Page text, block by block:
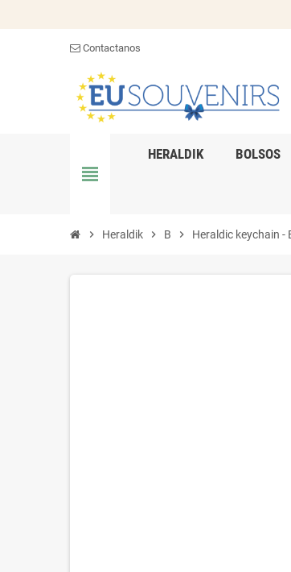
Contactanos
view_headline
HERALDIK BOLSOS
chevron_right Heraldik chevron_right B chevron_right Heraldic keychain -